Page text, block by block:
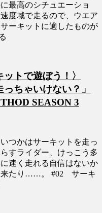
最高のシチュエーショ
度域で走るので、ウエア
ーキットに適したものが
トで遊ぼう！〉
ちゃいけない？」
SEASON 3
つかはサーキットを走っ
すライダー、けっこう多
速く走れる自信はないか
来たり……。 #02 サーキ